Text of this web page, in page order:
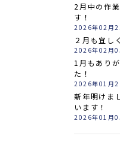
2月中の作
す！
2026年02月
２月も宜し
2026年02月
1月もあり
た！
2026年01月
新年明けま
います！
2026年01月